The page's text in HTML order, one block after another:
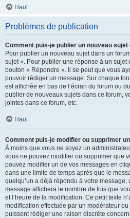
Haut
Problèmes de publication
Comment puis-je publier un nouveau sujet
Pour publier un nouveau sujet dans un
sujet ». Pour publier une réponse à un sujet
bouton « Répondre ». Il se peut que vous
pouvoir rédiger un message. Sur chaque
est affichée en bas de l’écran du forum ou
publier de nouveaux sujets dans ce forum,
jointes dans ce forum, etc.
Haut
Comment puis-je modifier ou supprimer
À moins que vous ne soyez un
vous ne pouvez modifier ou supprimer que
pouvez modifier un de vos messages en
dans une limite de temps après que le
quelqu’un a déjà répondu à votre message,
message affichera le nombre de fois que
et l’heure de la modification. Ce petit texte
modification effectuée par un modérateur
puissent rédiger une raison discrète